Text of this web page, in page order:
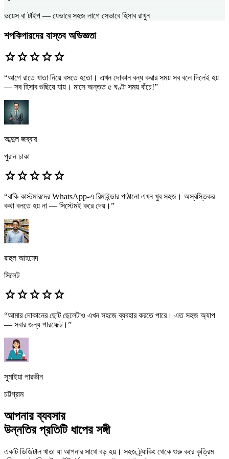
ভয়েস বা টাইপ — যেভাবে সহজ লাগে সেভাবে হিসাব রাখুন
শপকিপারদের বাস্তব অভিজ্ঞতা
starstarstarstarstar
“আগে রাতে খাতা নিয়ে বসতে হতো। এখন দোকান বন্ধ করার সময় সব বলে দিলেই হয়
— সব হিসাব গুছিয়ে যায়। মাসে অন্তত ৫ ঘণ্টা সময় বাঁচে!”
আব্দুল জব্বার
পুরান ঢাকা
starstarstarstarstar
“বাকি কাস্টমারদের WhatsApp-এ রিমাইন্ডার পাঠানো এখন খুব সহজ। অস্বস্তিকর
কথা বলতে হয় না — সিস্টেমই করে দেয়। ”
রাহুল আহমেদ
সিলেট
starstarstarstarstar
“আমার দোকানের ছোট ছেলেটাও এখন সহজে ব্যবহার করতে পারে। এত সহজ অ্যাপ
— সবার জন্য পারফেক্ট। ”
সুমাইয়া পারভীন
চট্টগ্রাম
আপনার ব্যবসার
উন্নতির প্রতিটি ধাপের সঙ্গী
একটি ডিজিটাল খাতা যা আপনার সাথে বড় হয়। সহজ ট্র্যাকিং থেকে শুরু করে কৃত্রিম